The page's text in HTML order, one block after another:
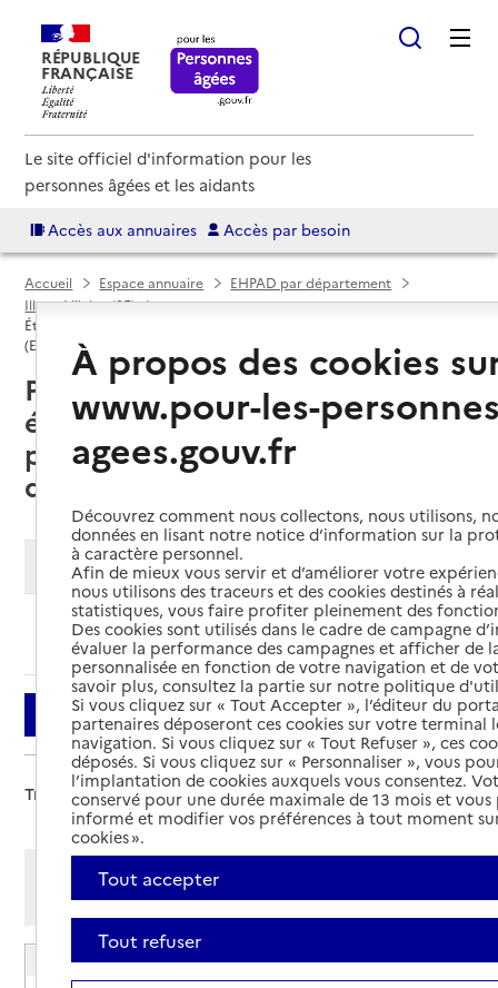
RÉPUBLIQUE
FRANÇAISE
Le site officiel d'information pour les
personnes âgées et les aidants
Accès aux annuaires Accès par besoin
Accueil Espace annuaire
EHPAD par département
Ille-et-Vilaine (35)
Établissement d'hébergement pour personnes âgées dépendantes
(EHPAD)
Parigné (35133) : liste des
établissements d'hébergement
pour personnes âgées
dépendantes (EHPAD)
Modifier ma recherche
Ajouter cette recherche aux favoris
Filtrer
Trier par :
Afficher les résultats par:
Mode liste
Mode carte
EHPAD - résidence Les tilleuls
À propos des cookies
www.pour-les-
agees.gouv.fr
Découvrez comment nous collectons, nous utilisons,
données en lisant notre notice d’information sur la
à caractère personnel.
Afin de mieux vous servir et d’améliorer votre
nous utilisons des traceurs et des cookies destinés à
statistiques, vous faire profiter pleinement des
Des cookies sont utilisés dans le cadre de campagne
évaluer la performance des campagnes et afficher de
personnalisée en fonction de votre navigation et de
savoir plus, consultez la partie sur notre politique
Si vous cliquez sur « Tout Accepter », l’éditeur du
partenaires déposeront ces cookies sur votre terminal
navigation. Si vous cliquez sur « Tout Refuser », ces
déposés. Si vous cliquez sur « Personnaliser », vous
l’implantation de cookies auxquels vous consentez.
conservé pour une durée maximale de 13 mois et
informé et modifier vos préférences à tout moment
cookies ».
Tout accepter
Tout refuser